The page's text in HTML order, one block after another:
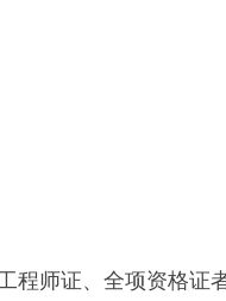
程师证、全项资格证